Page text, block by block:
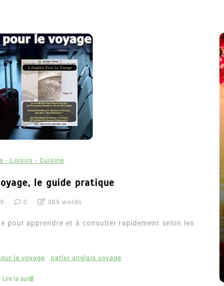
- Loisirs - Cuisine
le guide pratique
0 389 words
pour apprendre et à consulter rapidement selon les
le voyage parler anglais voyage
Lire la suite
8 Juil 2026 0